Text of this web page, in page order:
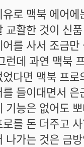
로 맥북 에어
교활한 것이 신
어를 사서 조금
런데 과연 맥북
다면 맥북 프
들이대면서
기능은 없어도
로를 돈 더주고
나가는 것은 금